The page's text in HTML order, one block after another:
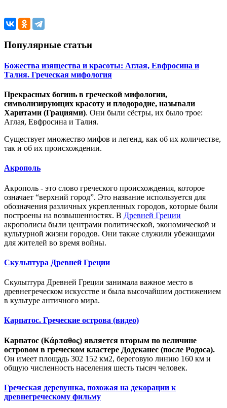
Популярные статьи
Божества изящества и красоты: Аглая, Евфросина и
Талия. Греческая мифология
Прекрасных богинь в греческой мифологии,
символизирующих красоту и плодородие, называли
Харитами (Грациями). Они были сёстры, их было трое:
Аглая, Евфросина и Талия.
Существует множество мифов и легенд, как об их количестве,
так и об их происхождении.
Акрополь
Акрополь - это слово греческого происхождения, которое
означает “верхний город”. Это название используется для
обозначения различных укрепленных городов, которые были
построены на возвышенностях. В Древней Греции
акрополисы были центрами политической, экономической и
культурной жизни городов. Они также служили убежищами
для жителей во время войны.
Скульптура Древней Греции
Скульптура Древней Греции занимала важное место в
древнегреческом искусстве и была высочайшим достижением
в культуре античного мира.
Карпатос. Греческие острова (видео)
Карпатос (Κάρπαθος) является вторым по величине
островом в греческом кластере Додеканес (после Родоса).
Он имеет площадь 302 152 км2, береговую линию 160 км и
общую численность населения шесть тысяч человек.
Греческая деревушка, похожая на декорации к
древнегреческому фильму